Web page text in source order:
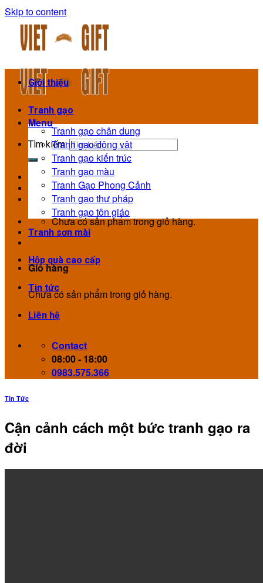
Skip to content
Menu
Tìm kiếm:
Chưa có sản phẩm trong giỏ hàng.
Giỏ hàng
Chưa có sản phẩm trong giỏ hàng.
Giới thiệu
Tranh gạo
Tranh gạo chân dung
Tranh gạo động vật
Tranh gạo kiến trúc
Tranh gạo màu
Tranh Gạo Phong Cảnh
Tranh gạo thư pháp
Tranh gạo tôn giáo
Tranh sơn mài
Hộp quà cao cấp
Tin tức
Liên hệ
Contact
08:00 - 18:00
0983.575.366
Tin Tức
Cận cảnh cách một bức tranh gạo ra
đời